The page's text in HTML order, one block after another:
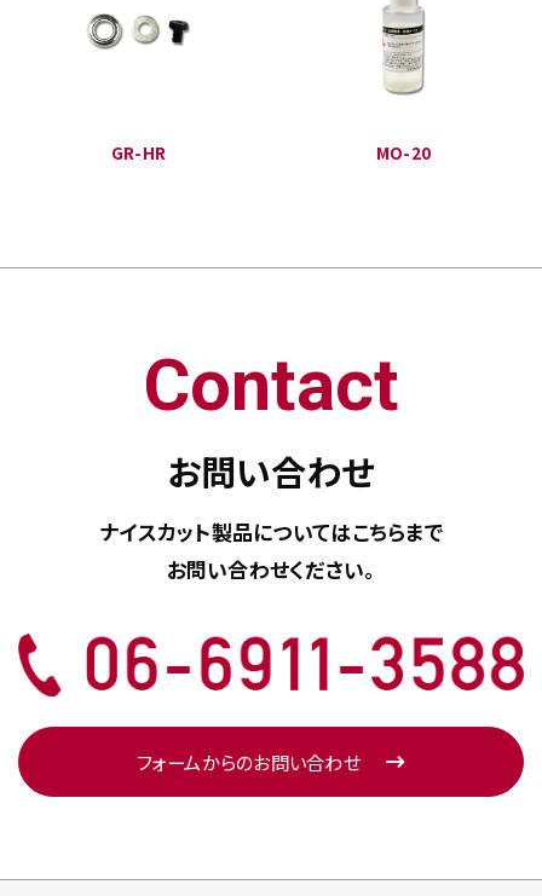
GR-HR MO-20
Contact
お問い合わせ
ナイスカット製品についてはこちらまで
お問い合わせください。
フォームからのお問い合わせ